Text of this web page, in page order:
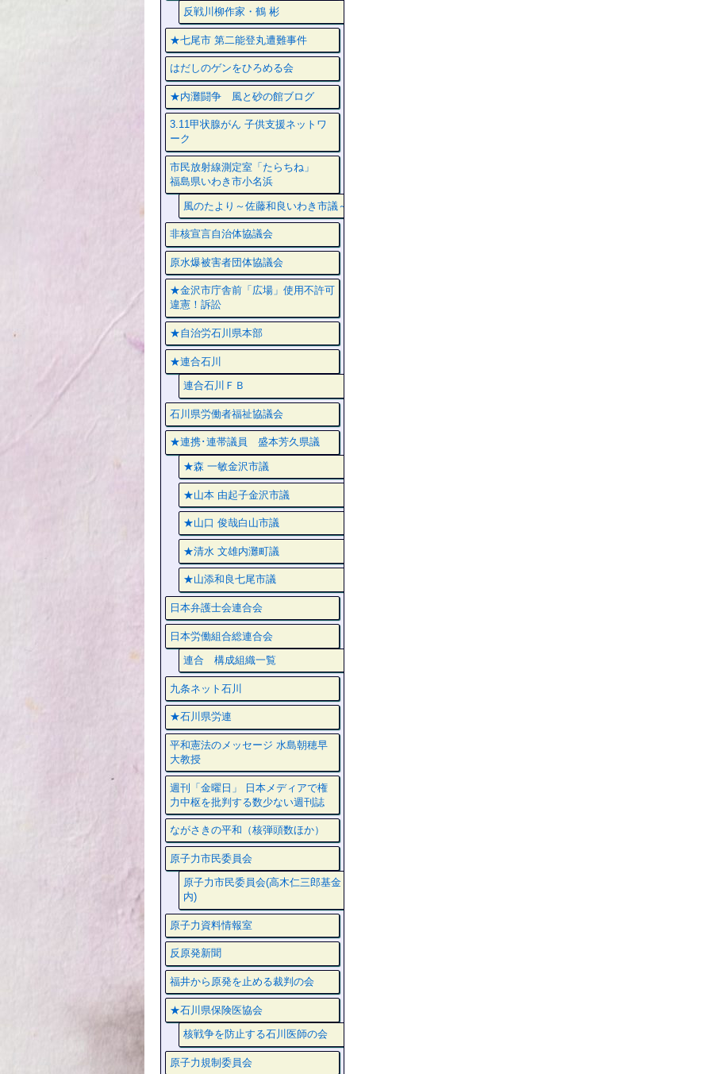
反戦川柳作家・鶴 彬
★七尾市 第二能登丸遭難事件
はだしのゲンをひろめる会
★内灘闘争 風と砂の館ブログ
3.11甲状腺がん 子供支援ネットワ
ーク
市民放射線測定室「たらちね」
福島県いわき市小名浜
風のたより～佐藤和良いわき市議～
非核宣言自治体協議会
原水爆被害者団体協議会
★金沢市庁舎前「広場」使用不許可
違憲！訴訟
★自治労石川県本部
★連合石川
連合石川ＦＢ
石川県労働者福祉協議会
★連携･連帯議員 盛本芳久県議
★森 一敏金沢市議
★山本 由起子金沢市議
★山口 俊哉白山市議
★清水 文雄内灘町議
★山添和良七尾市議
日本弁護士会連合会
日本労働組合総連合会
連合 構成組織一覧
九条ネット石川
★石川県労連
平和憲法のメッセージ 水島朝穂早
大教授
週刊「金曜日」 日本メディアで権
力中枢を批判する数少ない週刊誌
ながさきの平和（核弾頭数ほか）
原子力市民委員会
原子力市民委員会(高木仁三郎基金
内)
原子力資料情報室
反原発新聞
福井から原発を止める裁判の会
★石川県保険医協会
核戦争を防止する石川医師の会
原子力規制委員会